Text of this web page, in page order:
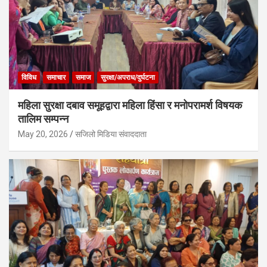
विविध समाचार समाज सुरक्षा/अपराध/दुर्घटना
महिला सुरक्षा दबाव समूहद्वारा महिला हिंसा र मनोपरामर्श विषयक
तालिम सम्पन्न
May 20, 2026 सजिलो मिडिया संवाददाता